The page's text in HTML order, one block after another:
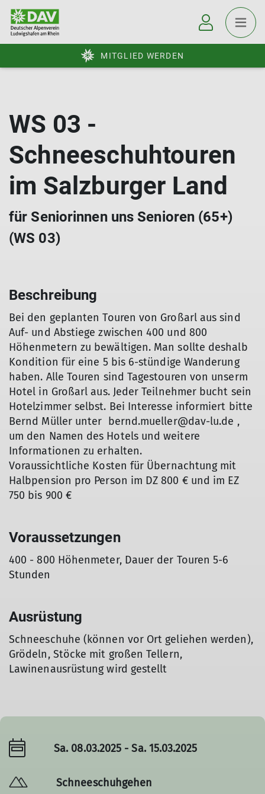
MITGLIED WERDEN
WS 03 -
Schneeschuhtouren
im Salzburger Land
für Seniorinnen uns Senioren (65+)
(WS 03)
Beschreibung
Bei den geplanten Touren von Großarl aus sind
Auf- und Abstiege zwischen 400 und 800
Höhenmetern zu bewältigen. Man sollte deshalb
Kondition für eine 5 bis 6-stündige Wanderung
haben. Alle Touren sind Tagestouren von unserm
Hotel in Großarl aus. Jeder Teilnehmer bucht sein
Hotelzimmer selbst. Bei Interesse informiert bitte
Bernd Müller unter bernd.mueller@dav-lu.de ,
um den Namen des Hotels und weitere
Informationen zu erhalten.
Voraussichtliche Kosten für Übernachtung mit
Halbpension pro Person im DZ 800 € und im EZ
750 bis 900 €
Voraussetzungen
400 - 800 Höhenmeter, Dauer der Touren 5-6
Stunden
Ausrüstung
Schneeschuhe (können vor Ort geliehen werden),
Grödeln, Stöcke mit großen Tellern,
Lawinenausrüstung wird gestellt
Sa. 08.03.2025 - Sa. 15.03.2025
Schneeschuhgehen